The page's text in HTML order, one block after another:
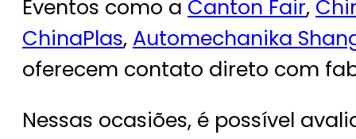
Eventos como a Canton Fair,
ChinaPlas, Automechanika
oferecem contato direto com
Nessas ocasiões, é possível